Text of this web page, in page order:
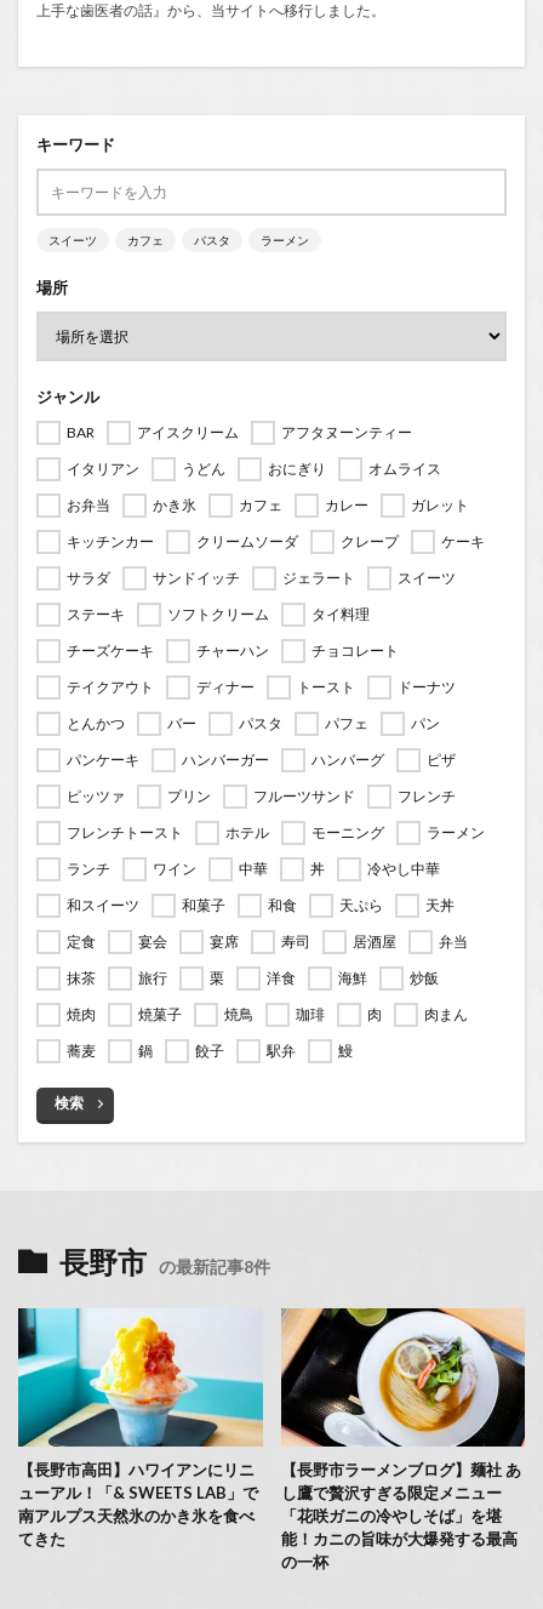
上手な歯医者の話』から、当サイトへ移行しました。
キーワード
スイーツ カフェ パスタ ラーメン
場所
ジャンル
BAR アイスクリーム
アフタヌーンティー
イタリアン
うどん おにぎり
オムライス
お弁当
かき氷 カフェ カレー
ガレット
キッチンカー
クリームソーダ クレープ
ケーキ
サラダ
サンドイッチ ジェラート
スイーツ
ステーキ
ソフトクリーム
タイ料理
チーズケーキ
チャーハン
チョコレート
テイクアウト
ディナー トースト
ドーナツ
とんかつ
バー パスタ パフェ
パン
パンケーキ
ハンバーガー ハンバーグ
ピザ
ピッツァ
プリン フルーツサンド
フレンチ
フレンチトースト
ホテル モーニング
ラーメン
ランチ
ワイン 中華 丼
冷やし中華
和スイーツ
和菓子 和食 天ぷら
天丼
定食
宴会 宴席 寿司 居酒屋
弁当
抹茶
旅行 栗 洋食 海鮮
炒飯
焼肉
焼菓子 焼鳥 珈琲 肉
肉まん
蕎麦
鍋 餃子 駅弁 鰻
検索
長野市 の最新記事8件
【長野市高田】ハワイアンにリニ
ューアル！「& SWEETS LAB」で
南アルプス天然氷のかき氷を食べ
てきた
【長野市ラーメンブログ】麺社 あ
し鷹で贅沢すぎる限定メニュー
「花咲ガニの冷やしそば」を堪
能！カニの旨味が大爆発する最高
の一杯